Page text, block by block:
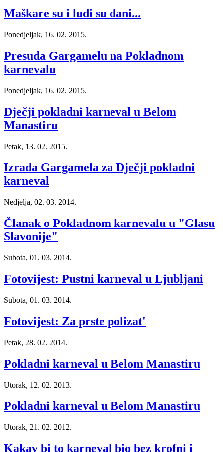
Maškare su i ludi su dani...
Ponedjeljak, 16. 02. 2015.
Presuda Gargamelu na Pokladnom
karnevalu
Ponedjeljak, 16. 02. 2015.
Dječji pokladni karneval u Belom
Manastiru
Petak, 13. 02. 2015.
Izrada Gargamela za Dječji pokladni
karneval
Nedjelja, 02. 03. 2014.
Članak o Pokladnom karnevalu u "Glasu
Slavonije"
Subota, 01. 03. 2014.
Fotovijest: Pustni karneval u Ljubljani
Subota, 01. 03. 2014.
Fotovijest: Za prste polizat'
Petak, 28. 02. 2014.
Pokladni karneval u Belom Manastiru
Utorak, 12. 02. 2013.
Pokladni karneval u Belom Manastiru
Utorak, 21. 02. 2012.
Kakav bi to karneval bio bez krofni i